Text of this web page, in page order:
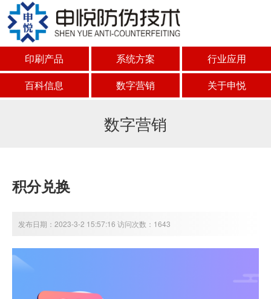
印刷产品 系统方案
行业应用
百科信息
数字营销 关于申悦
数字营销
积分兑换
发布日期：2023-3-2 15:57:16 访问次数：1643